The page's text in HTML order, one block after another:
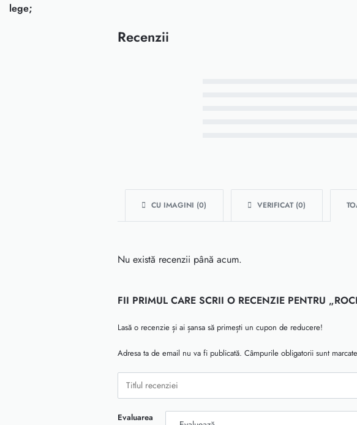
lege;
Recenzii
CU IMAGINI (0) VERIFICAT (0)
Nu există recenzii până acum.
FII PRIMUL CARE SCRII O RECENZIE PENTRU
Lasă o recenzie și ai șansa să primești un cupon de reducere!
Adresa ta de email nu va fi publicată. Câmpurile obligatorii sunt
Evaluarea